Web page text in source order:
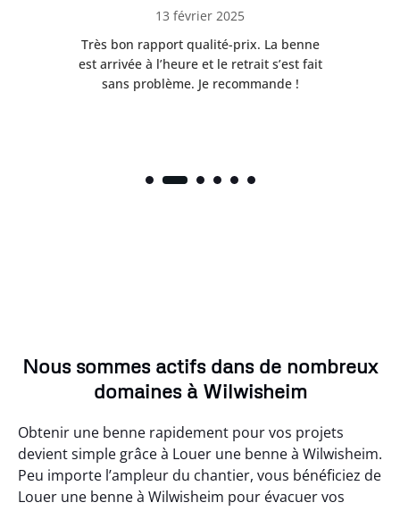
13 février 2025
Très bon rapport qualité-prix. La benne
est arrivée à l’heure et le retrait s’est fait
sans problème. Je recommande !
Nous sommes actifs dans de nombreux
domaines à Wilwisheim
Obtenir une benne rapidement pour vos projets
devient simple grâce à Louer une benne à Wilwisheim.
Peu importe l’ampleur du chantier, vous bénéficiez de
Louer une benne à Wilwisheim pour évacuer vos